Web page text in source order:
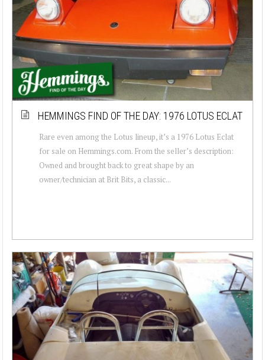
HEMMINGS FIND OF THE DAY: 1976 LOTUS ECLAT
Rare even among the Lotus lineup, it’s a 1976 Lotus Eclat
for sale on Hemmings.com. From the seller’s description:
Owned and brought back to great shape by an
owner/technician at Brit Bits, a classic...